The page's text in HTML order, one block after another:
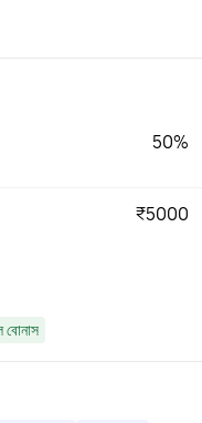
50%
₹5000
বোনাস